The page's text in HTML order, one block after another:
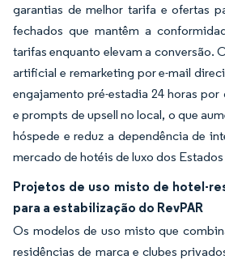
garantias de melhor tarifa e ofertas
fechados que mantêm a
tarifas enquanto elevam a conversão.
artificial e remarketing por e-mail
engajamento pré-estadia 24 horas por
e prompts de upsell no local, o que
hóspede e reduz a dependência de
mercado de hotéis de luxo dos
Projetos de uso misto de hotel-
para a estabilização do RevPAR
Os modelos de uso misto que
residências de marca e clubes